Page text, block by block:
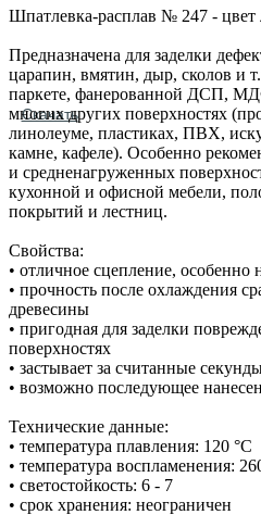
Скачать
Шпатлевка-расплав № 247 - цвет
Предназначена для заделки
царапин, вмятин, дыр, сколов и
паркете, фанерованной ДСП,
многих других поверхностях
линолеуме, пластиках, ПВХ,
камне, кафеле). Особенно
и средненагруженных
кухонной и офисной мебели,
покрытий и лестниц.
Свойства:
• отличное сцепление, особенно
• прочность после охлаждения
древесины
• пригодная для заделки
поверхностях
• застывает за считанные
• возможно последующее
Технические данные:
• температура плавления: 120 °С
• температура воспламенения:
• светостойкость: 6 - 7
• срок хранения: неограничен